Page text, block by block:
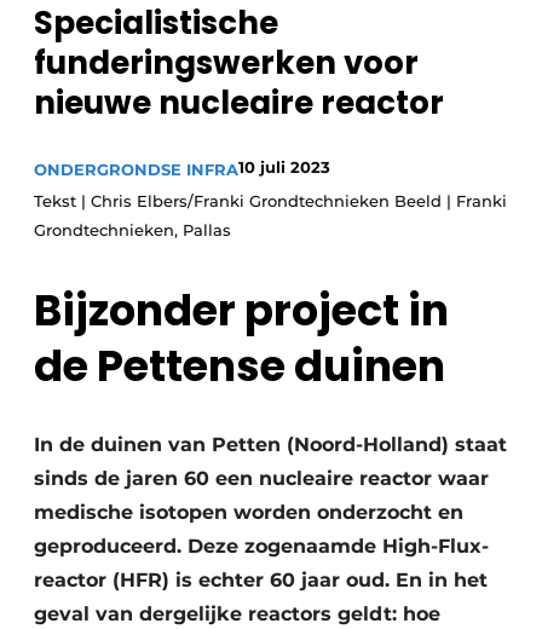
Duurzaamheid & Innovatie
Kopen/Huren/Leasen
Sloop & Recycling
Bouwtransport
Specialistische
funderingswerken voor
nieuwe nucleaire reactor
ONDERGRONDSE INFRA10 juli 2023
Tekst | Chris Elbers/Franki Grondtechnieken Beeld | Franki
Grondtechnieken, Pallas
Bijzonder project in
de Pettense duinen
In de duinen van Petten (Noord-Holland) staat
sinds de jaren 60 een nucleaire reactor waar
medische isotopen worden onderzocht en
geproduceerd. Deze zogenaamde High-Flux-
reactor (HFR) is echter 60 jaar oud. En in het
geval van dergelijke reactors geldt: hoe